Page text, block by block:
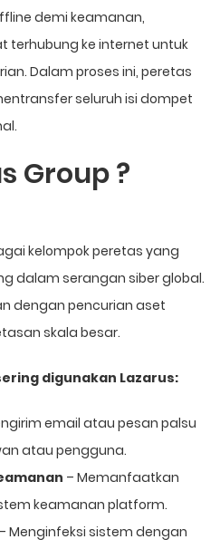
demi keamanan,
ke internet untuk
Dalam proses ini, peretas
seluruh isi dompet
Group ?
kelompok peretas yang
dalam serangan siber global.
dengan pencurian aset
skala besar.
digunakan Lazarus:
email atau pesan palsu
atau pengguna.
– Memanfaatkan
keamanan platform.
– Menginfeksi sistem dengan